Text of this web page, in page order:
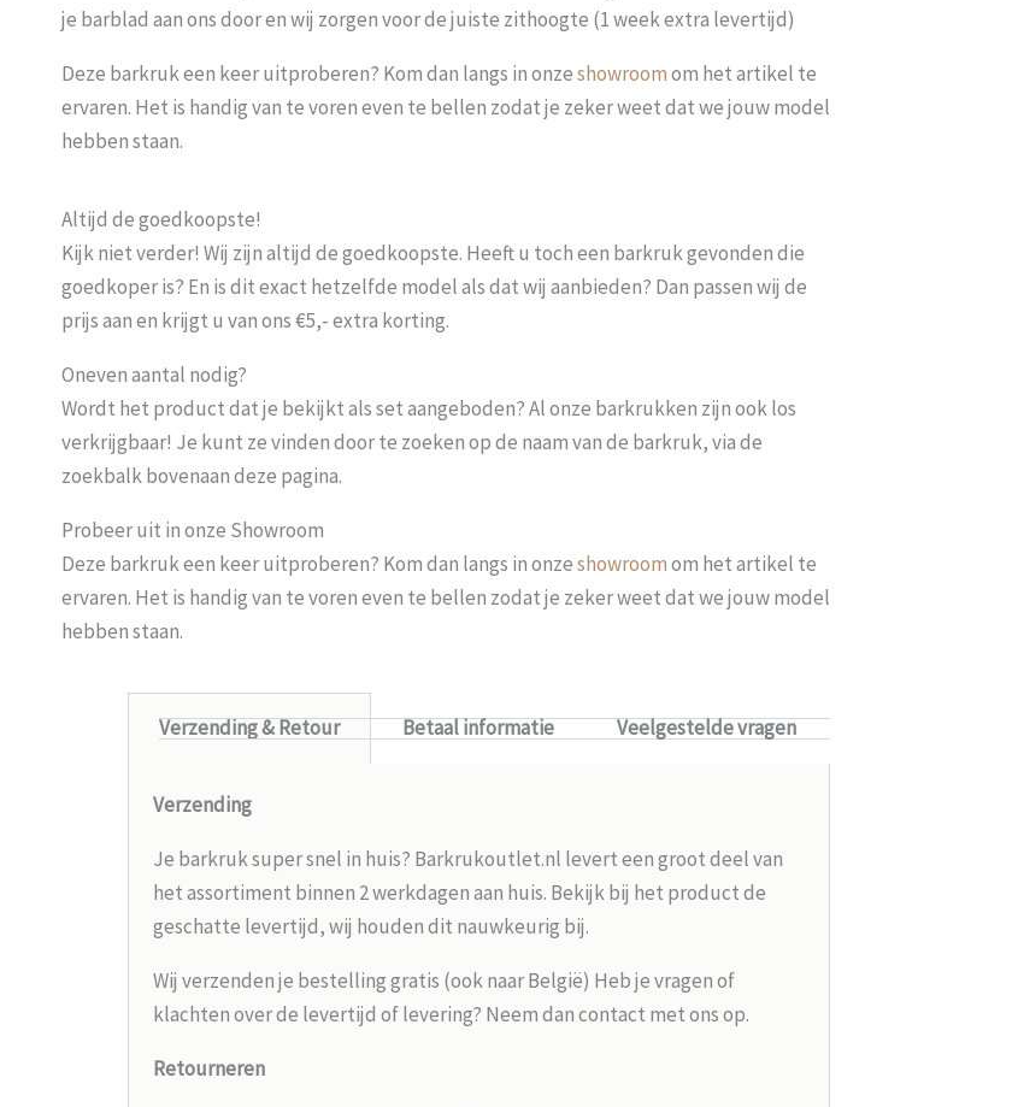
je barblad aan ons door en wij zorgen voor de juiste zithoogte (1 week extra levertijd)
Deze barkruk een keer uitproberen? Kom dan langs in onzeshowroomom het artikel te
ervaren. Het is handig van te voren even te bellen zodat je zeker weet dat we jouw model
hebben staan.
Altijd de goedkoopste!
Kijk niet verder! Wij zijn altijd de goedkoopste. Heeft u toch een barkruk gevonden die
goedkoper is? En is dit exact hetzelfde model als dat wij aanbieden? Dan passen wij de
prijs aan en krijgt u van ons €5,- extra korting.
Oneven aantal nodig?
Wordt het product dat je bekijkt als set aangeboden? Al onze barkrukken zijn ook los
verkrijgbaar! Je kunt ze vinden door te zoeken op de naam van de barkruk, via de
zoekbalk bovenaan deze pagina.
Probeer uit in onze Showroom
Deze barkruk een keer uitproberen? Kom dan langs in onzeshowroomom het artikel te
ervaren. Het is handig van te voren even te bellen zodat je zeker weet dat we jouw model
hebben staan.
Verzending & Retour Betaal informatie Veelgestelde vragen
Verzending
Je barkruk super snel in huis? Barkrukoutlet.nl levert een groot deel van
het assortiment binnen 2 werkdagen aan huis. Bekijk bij het product de
geschatte levertijd, wij houden dit nauwkeurig bij.
Wij verzenden je bestelling gratis (ook naar België) Heb je vragen of
klachten over de levertijd of levering? Neem dan contact met ons op.
Retourneren